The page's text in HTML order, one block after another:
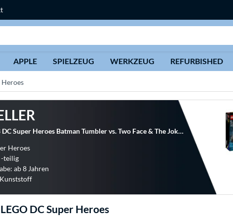
APPLE SPIELZEUG WERKZEUG REFURBISHED
Heroes
LEGO 76303 DC Super Heroes Batman Tumbler vs. Two Face & The Joker, Konstruktionsspielzeug
Heroes
-teilig
ab 8 Jahren
DC Super Heroes